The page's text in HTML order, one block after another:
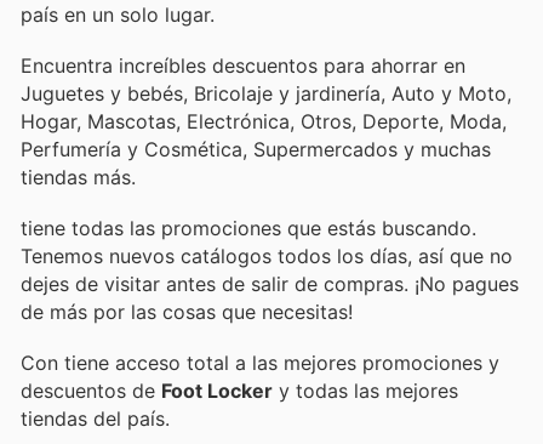
país en un solo lugar.
Encuentra increíbles descuentos para ahorrar en
Juguetes y bebés, Bricolaje y jardinería, Auto y Moto,
Hogar, Mascotas, Electrónica, Otros, Deporte, Moda,
Perfumería y Cosmética, Supermercados y muchas
tiendas más.
tiene todas las promociones que estás buscando.
Tenemos nuevos catálogos todos los días, así que no
dejes de visitar antes de salir de compras. ¡No pagues
de más por las cosas que necesitas!
Con tiene acceso total a las mejores promociones y
descuentos de Foot Locker y todas las mejores
tiendas del país.